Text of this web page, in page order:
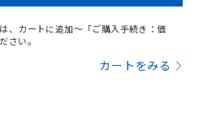
、カートに追加～「ご購入手続き：価
さい。
カートをみる